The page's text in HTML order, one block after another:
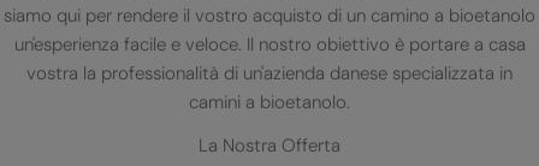
siamo qui per rendere il vostro acquisto di un camino a bioetanolo
un'esperienza facile e veloce. Il nostro obiettivo è portare a casa
vostra la professionalità di un'azienda danese specializzata in
camini a bioetanolo.
La Nostra Offerta